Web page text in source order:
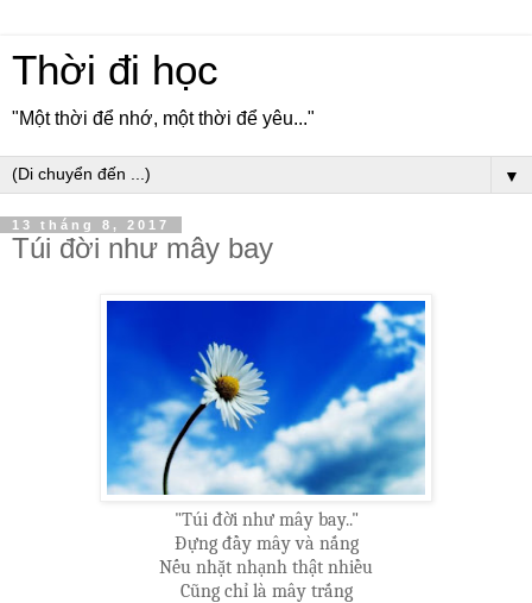
Thời đi học
"Một thời để nhớ, một thời để yêu..."
▼
13 tháng 8, 2017
Túi đời như mây bay
"Túi đời như mây bay.."
Đựng đầy mây và nắng
Nếu nhặt nhạnh thật nhiều
Cũng chỉ là mây trắng